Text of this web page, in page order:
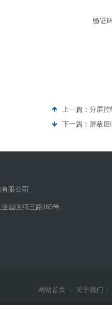
验证
上一篇： 分屏控
下一篇： 屏蔽层
限公司
园区纬三路169号
网站首页 关于我们